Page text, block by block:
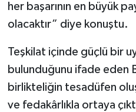
her başarının en büyük
olacaktır” diye konuştu.
Teşkilat içinde güçlü bir
bulunduğunu ifade eden
birlikteliğin tesadüfen
ve fedakârlıkla ortaya